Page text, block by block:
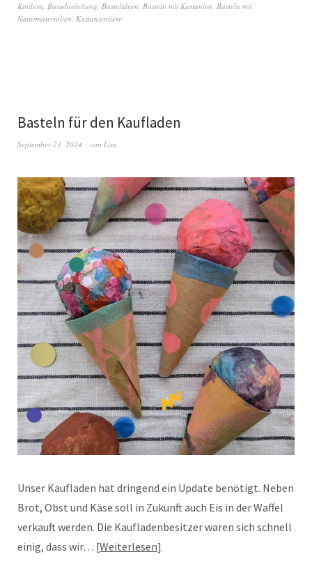
Kindern, Bastelanleitung, Bastelideen, Basteln mit Kastanien, Basteln mit
Naturmaterialien, Kastanientiere
Basteln für den Kaufladen
September 23, 2024 von Lisa
Unser Kaufladen hat dringend ein Update benötigt. Neben
Brot, Obst und Käse soll in Zukunft auch Eis in der Waffel
verkauft werden. Die Kaufladenbesitzer waren sich schnell
einig, dass wir… Weiterlesen